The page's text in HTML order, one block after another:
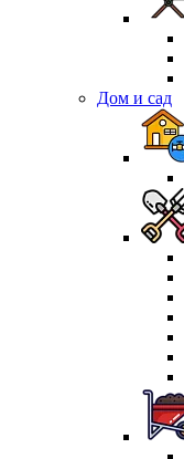
Дом и сад